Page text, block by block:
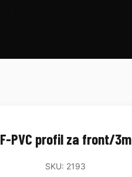
F-PVC profil za front/3m
SKU: 2193